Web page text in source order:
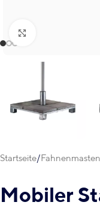
Startseite Fahnenmasten
Mobiler